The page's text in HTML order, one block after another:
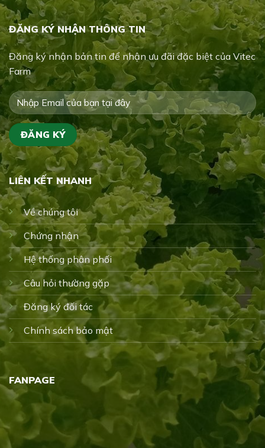
ĐĂNG KÝ NHẬN THÔNG TIN
Đăng ký nhận bản tin để nhận ưu đãi đặc biệt của Vitec
Farm
LIÊN KẾT NHANH
Về chúng tôi
Chứng nhận
Hệ thống phân phối
Câu hỏi thường gặp
Đăng ký đối tác
Chính sách bảo mật
FANPAGE